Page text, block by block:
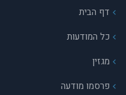
דף הבית
כל המודעות
מגזין
פרסמו מודעה